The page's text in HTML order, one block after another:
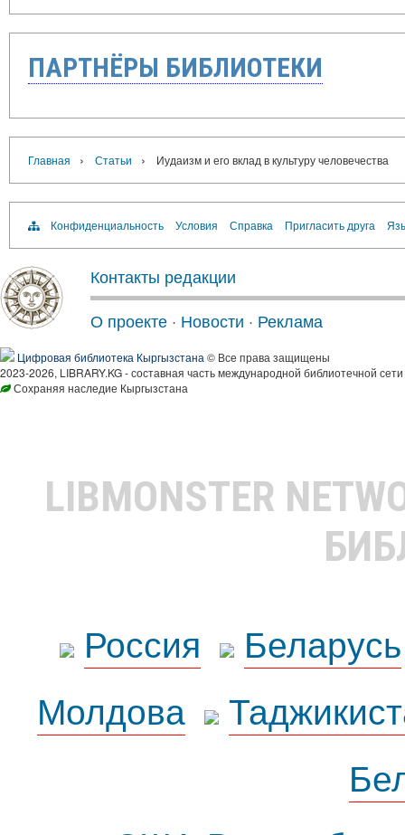
ПАРТНЁРЫ БИБЛИОТЕКИ
Главная › Статьи › Иудаизм и его вклад в культуру человечества
Конфиденциальность Условия Справка Пригласить друга
Контакты редакции
О проекте · Новости · Реклама
Цифровая библиотека Кыргызстана © Все права защищены
2023-2026, LIBRARY.KG - составная часть международной библиотечной
Сохраняя наследие Кыргызстана
LIBMONSTER
Россия
Беларусь
Молдова